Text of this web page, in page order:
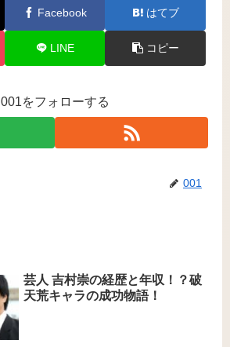
Facebook はてブ
LINE コピー
001をフォローする
001
芸人 吉村崇の経歴と年収！？破
天荒キャラの成功物語！